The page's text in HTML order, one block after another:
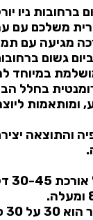
ברחובות ניו
משלכם עם
מגיעה עם
גשום
במיוחד
רומנטית בחלל
ומותאמות
והתוצאה
45 דקות.
30 ס"מ.